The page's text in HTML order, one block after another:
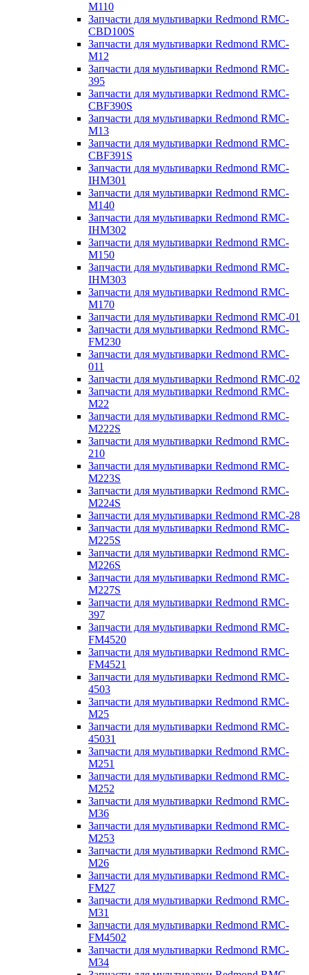
M110
Запчасти для мультиварки Redmond RMC-
CBD100S
Запчасти для мультиварки Redmond RMC-
M12
Запчасти для мультиварки Redmond RMC-
395
Запчасти для мультиварки Redmond RMC-
CBF390S
Запчасти для мультиварки Redmond RMC-
M13
Запчасти для мультиварки Redmond RMC-
CBF391S
Запчасти для мультиварки Redmond RMC-
IHM301
Запчасти для мультиварки Redmond RMC-
M140
Запчасти для мультиварки Redmond RMC-
IHM302
Запчасти для мультиварки Redmond RMC-
M150
Запчасти для мультиварки Redmond RMC-
IHM303
Запчасти для мультиварки Redmond RMC-
M170
Запчасти для мультиварки Redmond RMC-01
Запчасти для мультиварки Redmond RMC-
FM230
Запчасти для мультиварки Redmond RMC-
011
Запчасти для мультиварки Redmond RMC-02
Запчасти для мультиварки Redmond RMC-
M22
Запчасти для мультиварки Redmond RMC-
M222S
Запчасти для мультиварки Redmond RMC-
210
Запчасти для мультиварки Redmond RMC-
M223S
Запчасти для мультиварки Redmond RMC-
M224S
Запчасти для мультиварки Redmond RMC-28
Запчасти для мультиварки Redmond RMC-
M225S
Запчасти для мультиварки Redmond RMC-
M226S
Запчасти для мультиварки Redmond RMC-
M227S
Запчасти для мультиварки Redmond RMC-
397
Запчасти для мультиварки Redmond RMC-
FM4520
Запчасти для мультиварки Redmond RMC-
FM4521
Запчасти для мультиварки Redmond RMC-
4503
Запчасти для мультиварки Redmond RMC-
M25
Запчасти для мультиварки Redmond RMC-
45031
Запчасти для мультиварки Redmond RMC-
M251
Запчасти для мультиварки Redmond RMC-
M252
Запчасти для мультиварки Redmond RMC-
M36
Запчасти для мультиварки Redmond RMC-
M253
Запчасти для мультиварки Redmond RMC-
M26
Запчасти для мультиварки Redmond RMC-
FM27
Запчасти для мультиварки Redmond RMC-
M31
Запчасти для мультиварки Redmond RMC-
FM4502
Запчасти для мультиварки Redmond RMC-
M34